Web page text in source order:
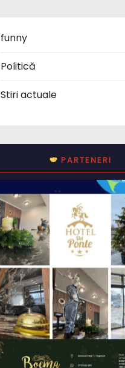
funny
Politică
Stiri actuale
PARTENERI